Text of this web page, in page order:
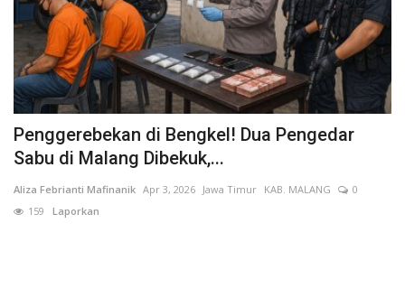
Penggerebekan di Bengkel! Dua Pengedar
Sabu di Malang Dibekuk,...
Aliza Febrianti Mafinanik Apr 3, 2026 Jawa Timur KAB. MALANG
0
159 Laporkan